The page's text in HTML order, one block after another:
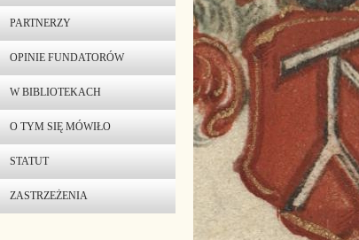
PARTNERZY
OPINIE FUNDATORÓW
W BIBLIOTEKACH
O TYM SIĘ MÓWIŁO
STATUT
ZASTRZEŻENIA